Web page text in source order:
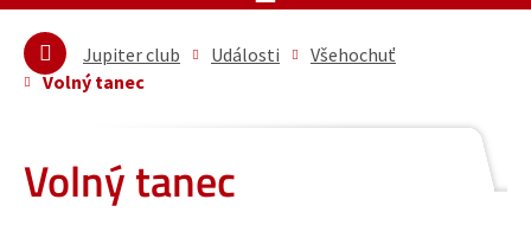
Jupiter club Události
Všehochuť
Volný tanec
Volný tanec